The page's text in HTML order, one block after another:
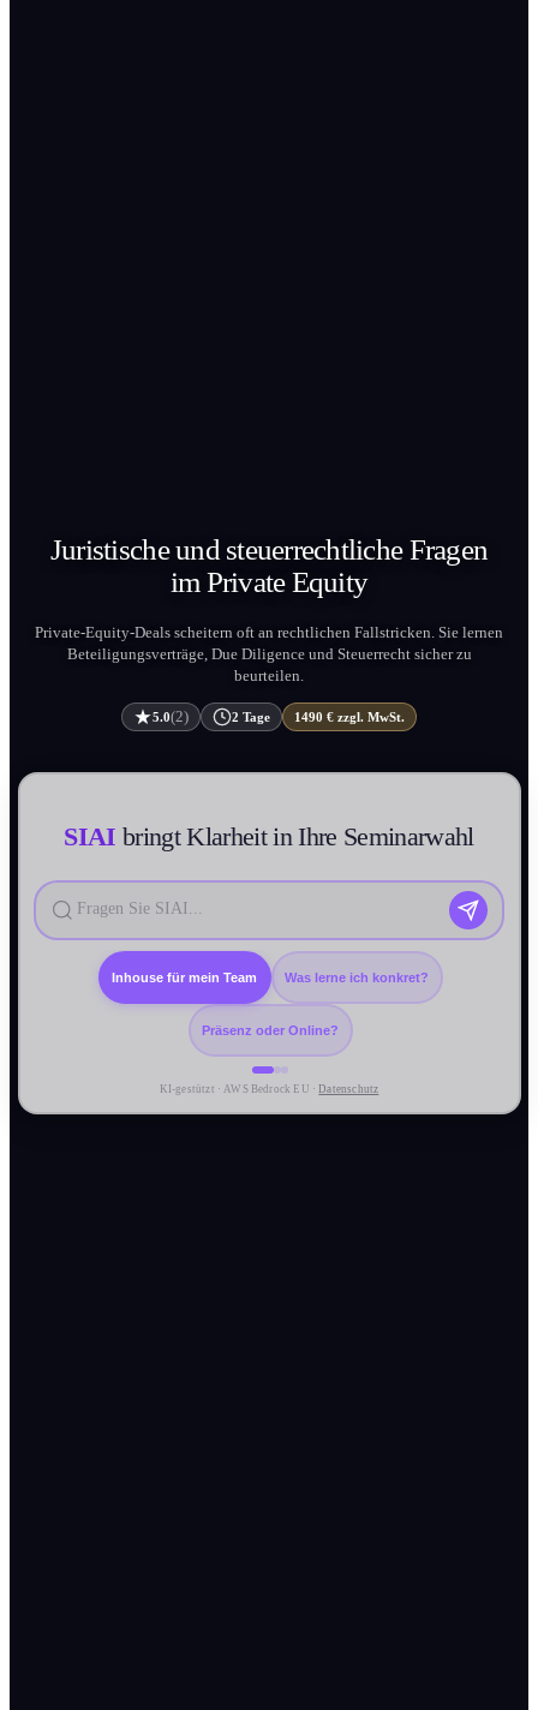
Juristische und steuerrechtliche Fragen
im PrivateEquity
Private-Equity-Deals scheitern oft an rechtlichen Fallstricken. Sie lernen
Beteiligungs­verträge, Due Diligence und Steuerrecht sicher zu
beurteilen.
5.0(2) 2 Tage 1490 € zzgl. MwSt.
SIAI bringt Klarheit in Ihre Seminarwahl
Was lerne ich konkret?
Präsenz oder Online?
Inhouse für mein Team
KI-gestützt · AWS Bedrock EU ·Datenschutz